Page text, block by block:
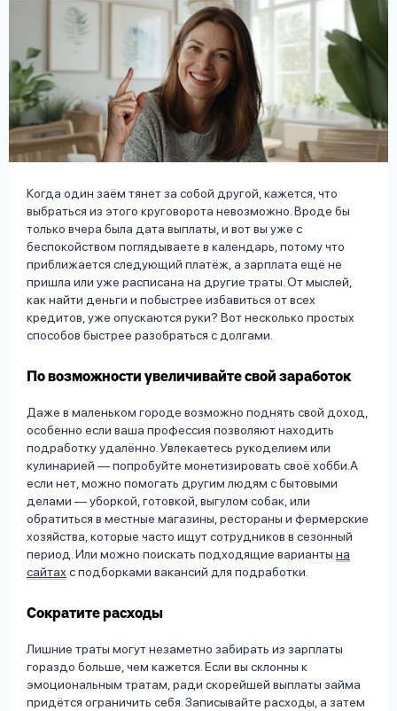
Когда один заём тянет за собой другой, кажется, что
выбраться из этого круговорота невозможно. Вроде бы
только вчера была дата выплаты, и вот вы уже с
беспокойством поглядываете в календарь, потому что
приближается следующий платёж, а зарплата ещё не
пришла или уже расписана на другие траты. От мыслей,
как найти деньги и побыстрее избавиться от всех
кредитов, уже опускаются руки? Вот несколько простых
способов быстрее разобраться с долгами.
По возможности увеличивайте свой заработок
Даже в маленьком городе возможно поднять свой доход,
особенно если ваша профессия позволяют находить
подработку удалённо. Увлекаетесь рукоделием или
кулинарией — попробуйте монетизировать своё хобби.А
если нет, можно помогать другим людям с бытовыми
делами — уборкой, готовкой, выгулом собак, или
обратиться в местные магазины, рестораны и фермерские
хозяйства, которые часто ищут сотрудников в сезонный
период. Или можно поискать подходящие варианты на
сайтахс подборками вакансий для подработки.
Сократите расходы
Лишние траты могут незаметно забирать из зарплаты
гораздо больше, чем кажется. Если вы склонны к
эмоциональным тратам, ради скорейшей выплаты займа
придётся ограничить себя. Записывайте расходы, а затем
Оформить заявку
Войти под другим номером
Задать
вопрос
Ответы
на
вопросы
согласие
обработку